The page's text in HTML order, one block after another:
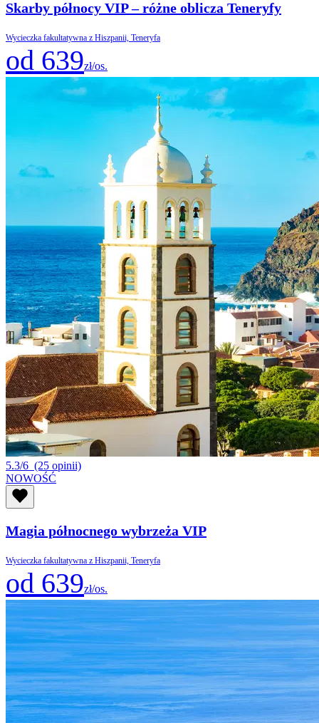
Skarby północy VIP – różne oblicza Teneryfy
Wycieczka fakultatywna z Hiszpanii, Teneryfa
od 639zł/os.
5.3/6 (25 opinii)
NOWOŚĆ
Magia północnego wybrzeża VIP
Wycieczka fakultatywna z Hiszpanii, Teneryfa
od 639zł/os.